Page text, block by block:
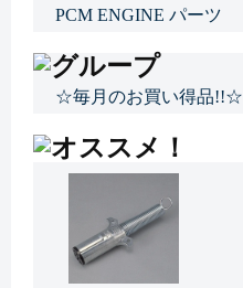
PCM ENGINE パーツ
☆毎月のお買い得品!!☆